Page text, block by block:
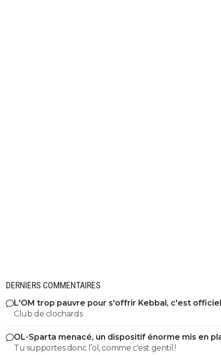
DERNIERS COMMENTAIRES
L'OM trop pauvre pour s'offrir Kebbal, c'est officiel
Club de clochards
OL-Sparta menacé, un dispositif énorme mis en
Tu supportes donc l’ol, comme c'est gentil.!